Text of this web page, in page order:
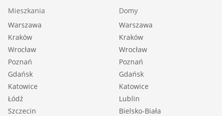
Mieszkania
Warszawa
Kraków
Wrocław
Poznań
Gdańsk
Katowice
Łódź
Szczecin
Domy
Warszawa
Kraków
Wrocław
Poznań
Gdańsk
Katowice
Lublin
Bielsko-Biała